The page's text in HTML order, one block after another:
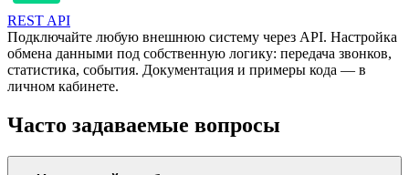
REST API
Подключайте любую внешнюю систему через API. Настройка
обмена данными под собственную логику: передача звонков,
статистика, события. Документация и примеры кода — в
личном кабинете.
Часто задаваемые вопросы